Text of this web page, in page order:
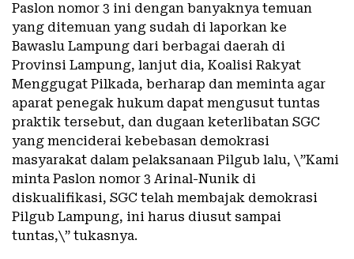
Paslon nomor 3 ini dengan banyaknya temuan
yang ditemuan yang sudah di laporkan ke
Bawaslu Lampung dari berbagai daerah di
Provinsi Lampung, lanjut dia, Koalisi Rakyat
Menggugat Pilkada, berharap dan meminta agar
aparat penegak hukum dapat mengusut tuntas
praktik tersebut, dan dugaan keterlibatan SGC
yang menciderai kebebasan demokrasi
masyarakat dalam pelaksanaan Pilgub lalu, \”Kami
minta Paslon nomor 3 Arinal-Nunik di
diskualifikasi, SGC telah membajak demokrasi
Pilgub Lampung, ini harus diusut sampai
tuntas,\” tukasnya.